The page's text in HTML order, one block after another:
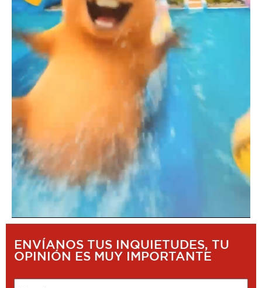
ENVÍANOS TUS INQUIETUDES, TU
OPINIÓN ES MUY IMPORTANTE